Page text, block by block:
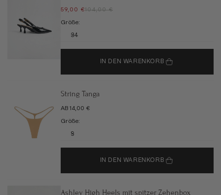
ANGEBOT
59,00 €REGULÄRER PREIS
104,00 €
Größe:
34
IN DEN WARENKORB
String Tanga
ANGEBOT
AB 14,00 €
Größe:
S
IN DEN WARENKORB
Ashley High Heels mit spitzer Zehenbox